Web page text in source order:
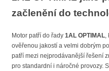
začlenění do
Motor patří do řady 1AL OPTIMAL,
ověřenou jakostí a velmi dobrým
patří mezi nejprodávanější řešení
pro standardní i náročné provozy.